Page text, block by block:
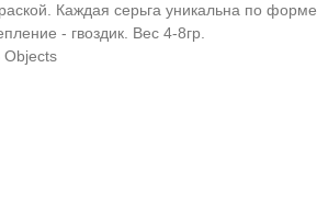
Каждая серьга уникальна по
- гвоздик. Вес 4-8гр.
Objects